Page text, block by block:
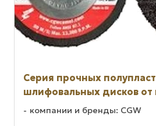
Серия прочных
шлифовальных дисков от
компании и бренды: CGW